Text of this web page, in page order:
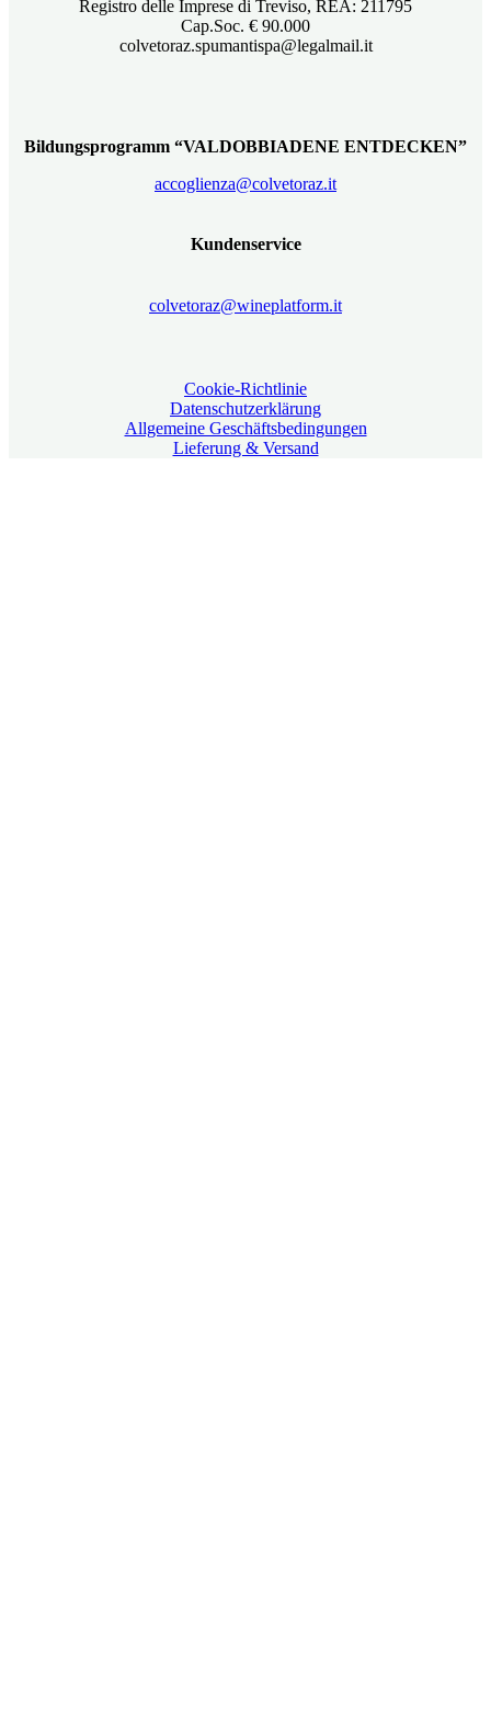
Registro delle Imprese di Treviso, REA: 211795
Cap.Soc. € 90.000
colvetoraz.spumantispa@legalmail.it
Bildungsprogramm “VALDOBBIADENE ENTDECKEN”
accoglienza@colvetoraz.it
Kundenservice
colvetoraz@wineplatform.it
Cookie-Richtlinie
Datenschutzerklärung
Allgemeine Geschäftsbedingungen
Lieferung & Versand